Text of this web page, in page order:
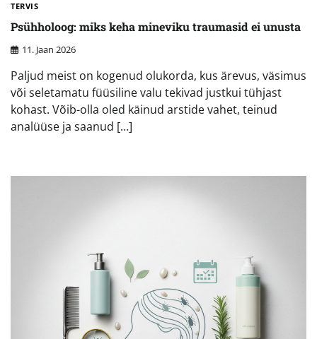
TERVIS
Psühholoog: miks keha mineviku traumasid ei unusta
11. Jaan 2026
Paljud meist on kogenud olukorda, kus ärevus, väsimus
või seletamatu füüsiline valu tekivad justkui tühjast
kohast. Võib-olla oled käinud arstide vahet, teinud
analüüse ja saanud […]